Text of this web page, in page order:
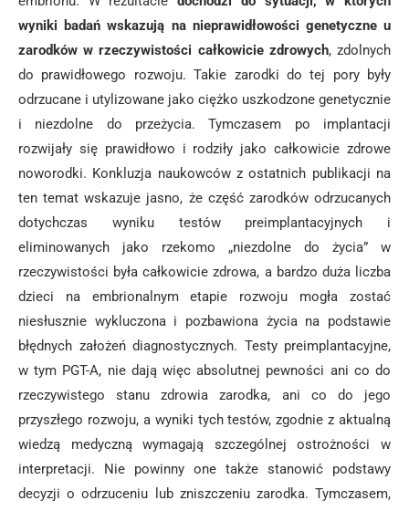
wyniki badań wskazują na nieprawidłowości genetyczne u
zarodków w rzeczywistości całkowicie zdrowych, zdolnych
do prawidłowego rozwoju. Takie zarodki do tej pory były
odrzucane i utylizowane jako ciężko uszkodzone genetycznie
i niezdolne do przeżycia. Tymczasem po implantacji
rozwijały się prawidłowo i rodziły jako całkowicie zdrowe
noworodki. Konkluzja naukowców z ostatnich publikacji na
ten temat wskazuje jasno, że część zarodków odrzucanych
dotychczas wyniku testów preimplantacyjnych i
eliminowanych jako rzekomo „niezdolne do życia” w
rzeczywistości była całkowicie zdrowa, a bardzo duża liczba
dzieci na embrionalnym etapie rozwoju mogła zostać
niesłusznie wykluczona i pozbawiona życia na podstawie
błędnych założeń diagnostycznych. Testy preimplantacyjne,
w tym PGT-A, nie dają więc absolutnej pewności ani co do
rzeczywistego stanu zdrowia zarodka, ani co do jego
przyszłego rozwoju, a wyniki tych testów, zgodnie z aktualną
wiedzą medyczną wymagają szczególnej ostrożności w
interpretacji. Nie powinny one także stanowić podstawy
decyzji o odrzuceniu lub zniszczeniu zarodka. Tymczasem,